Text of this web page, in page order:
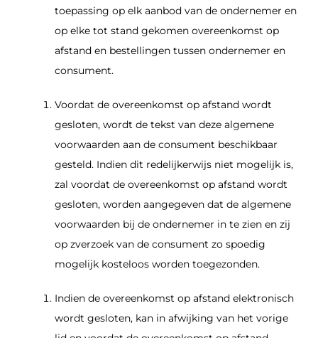
toepassing op elk aanbod van de ondernemer en
op elke tot stand gekomen overeenkomst op
afstand en bestellingen tussen ondernemer en
consument.
Voordat de overeenkomst op afstand wordt
gesloten, wordt de tekst van deze algemene
voorwaarden aan de consument beschikbaar
gesteld. Indien dit redelijkerwijs niet mogelijk is,
zal voordat de overeenkomst op afstand wordt
gesloten, worden aangegeven dat de algemene
voorwaarden bij de ondernemer in te zien en zij
op zverzoek van de consument zo spoedig
mogelijk kosteloos worden toegezonden.
Indien de overeenkomst op afstand elektronisch
wordt gesloten, kan in afwijking van het vorige